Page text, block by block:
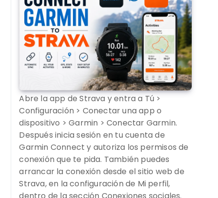
Abre la app de Strava y entra a Tú >
Configuración > Conectar una app o
dispositivo > Garmin > Conectar Garmin.
Después inicia sesión en tu cuenta de
Garmin Connect y autoriza los permisos de
conexión que te pida. También puedes
arrancar la conexión desde el sitio web de
Strava, en la configuración de Mi perfil,